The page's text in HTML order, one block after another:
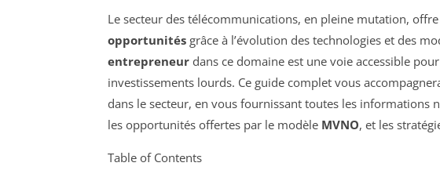
Le secteur des télécommunications, en pleine mutation,
opportunités grâce à l’évolution des technologies et des
entrepreneur dans ce domaine est une voie accessible
investissements lourds. Ce guide complet vous
dans le secteur, en vous fournissant toutes les informations
les opportunités offertes par le modèle MVNO, et les
Table of Contents